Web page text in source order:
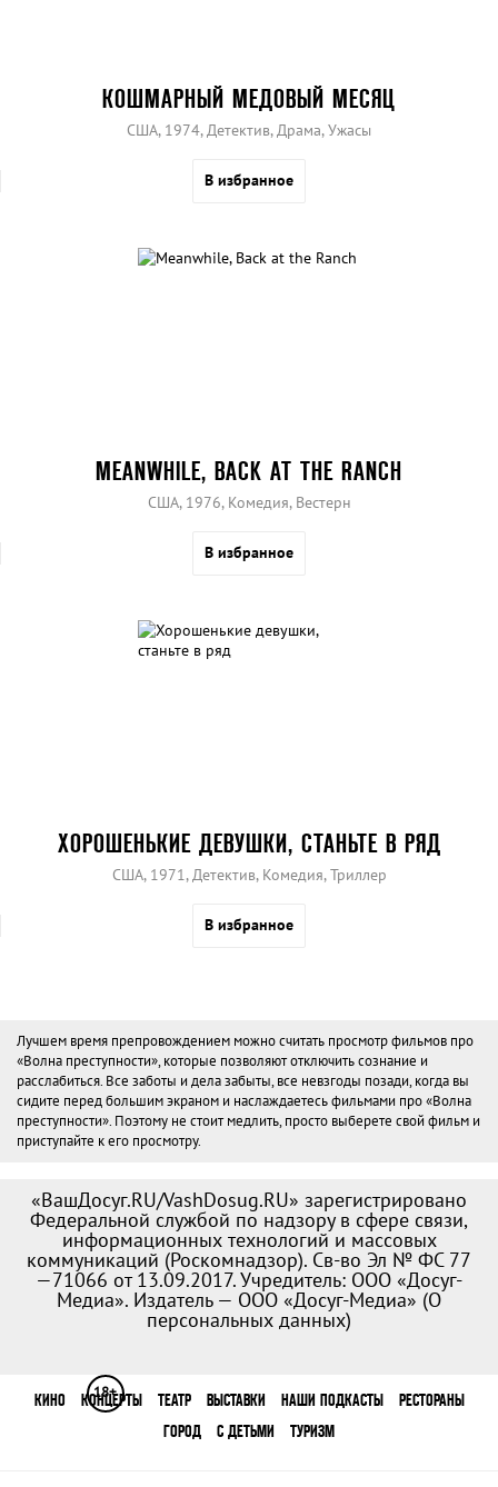
КОШМАРНЫЙ МЕДОВЫЙ МЕСЯЦ
США, 1974, Детектив, Драма, Ужасы
В избранное
MEANWHILE, BACK AT THE RANCH
США, 1976, Комедия, Вестерн
В избранное
ХОРОШЕНЬКИЕ ДЕВУШКИ, СТАНЬТЕ В РЯД
США, 1971, Детектив, Комедия, Триллер
В избранное
Лучшем время препровождением можно считать просмотр фильмов про
«Волна преступности», которые позволяют отключить сознание и
расслабиться. Все заботы и дела забыты, все невзгоды позади, когда вы
сидите перед большим экраном и наслаждаетесь фильмами про «Волна
преступности». Поэтому не стоит медлить, просто выберете свой фильм и
приступайте к его просмотру.
«ВашДосуг.RU/VashDosug.RU» зарегистрировано
Федеральной службой по надзору в сфере связи,
информационных технологий и массовых
коммуникаций (Роскомнадзор). Св-во Эл № ФС 77
—71066 от 13.09.2017. Учредитель: ООО «Досуг-
Медиа». Издатель — ООО «Досуг-Медиа» (О
персональных данных)
18+
КИНО КОНЦЕРТЫ ТЕАТР ВЫСТАВКИ НАШИ ПОДКАСТЫ
РЕСТОРАНЫ
ГОРОД
С ДЕТЬМИ ТУРИЗМ